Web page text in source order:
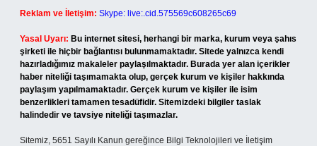
Reklam ve İletişim: Skype: live:.cid.575569c608265c69
Yasal Uyarı: Bu internet sitesi, herhangi bir marka, kurum veya şahıs
şirketi ile hiçbir bağlantısı bulunmamaktadır. Sitede yalnızca kendi
hazırladığımız makaleler paylaşılmaktadır. Burada yer alan içerikler
haber niteliği taşımamakta olup, gerçek kurum ve kişiler hakkında
paylaşım yapılmamaktadır. Gerçek kurum ve kişiler ile isim
benzerlikleri tamamen tesadüfidir. Sitemizdeki bilgiler taslak
halindedir ve tavsiye niteliği taşımazlar.
Sitemiz, 5651 Sayılı Kanun gereğince Bilgi Teknolojileri ve İletişim